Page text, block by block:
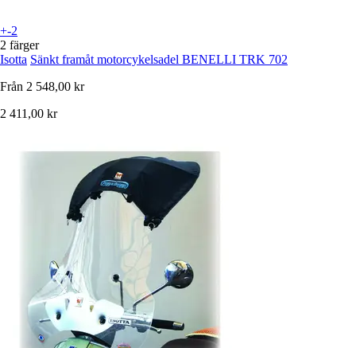
+-2
2 färger
Isotta Sänkt framåt motorcykelsadel BENELLI TRK 702
Från 2 548,00 kr
2 411,00 kr